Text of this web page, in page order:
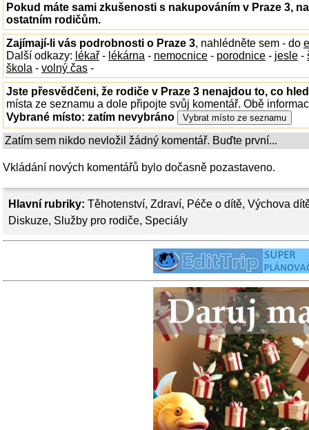
Hlavní rubriky: Těhotenství, Zdraví, Péče o dítě, Výchova
Diskuze, Služby pro rodiče, Speciály
Pokud máte sami zkušenosti s nakupováním v Praze 3,
ostatním rodičům.
Zajímají-li vás podrobnosti o Praze 3, nahlédněte sem - do
Další odkazy: lékař - lékárna - nemocnice - porodnice - jesle -
škola - volný čas -
Jste přesvědčeni, že rodiče v Praze 3 nenajdou to, co
místa ze seznamu a dole připojte svůj komentář. Obě
Vybrané místo: zatím nevybráno
Zatím sem nikdo nevložil žádný komentář. Buďte první...
Vkládání nových komentářů bylo dočasně pozastaveno.